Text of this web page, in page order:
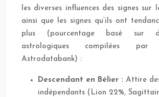
les diverses influences des signes sur
ainsi que les signes qu’ils ont
plus (pourcentage basé sur
astrologiques compilées
Astrodatabank) :
Descendant en Bélier : Attire
indépendants (Lion 22%,